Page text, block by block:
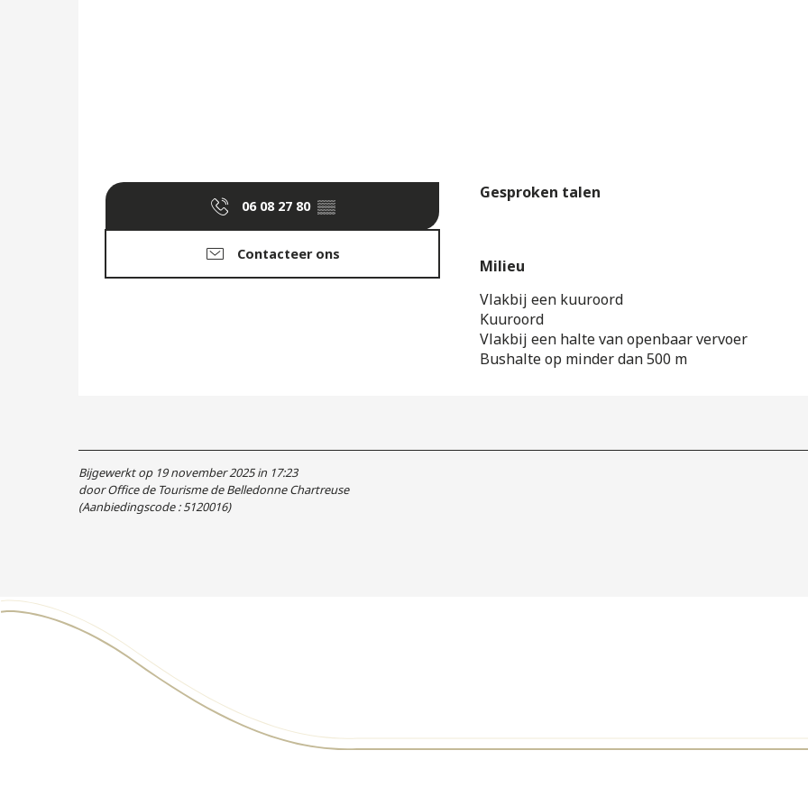
06 08 27 80 ▒▒
Contacteer ons
Gesproken talen
Gesproken talen
Milieu
Milieu
Vlakbij een kuuroord
Kuuroord
Vlakbij een halte van openbaar vervoer
Bushalte op minder dan 500 m
Bijgewerkt op 19 november 2025 in 17:23
door Office de Tourisme de Belledonne Chartreuse
(Aanbiedingscode :5120016)